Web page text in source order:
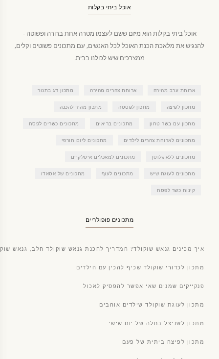
אוכל ביתי בקלות
אוכל ביתי בקלות הוא מיזם ששם לעצמו מטרה אחת ברורה ופשוטה -
להנגיש את מלאכת הכנת האוכל לכל האנשים, עם מתכונים פשוטים וקלים,
ממצרכים שיש לכולנו בבית.
ארוחת ערב מהירה ארוחת צהרים מהירה מתכון דג בתנור
מתכון לפיצה מתכון לפסטה מתכון מהיר להכנה
מתכון עם בשר טחון מתכונים בריאים מתכונים כשרים לפסח
מתכונים לארוחת צהרים לילדים מתכונים ליום חורפי
מתכונים ללא גלוטן מתכונים למאכלים איטלקיים
מתכונים לעוגת שיש מתכונים לעוף מתכונים של אסאדו
קינוח כשר לפסח
מתכונים פופולריים
איך מכינים גנאש שוקולד? המדריך להכנת גנאש שוקולד חלב, גנאש
מתכון לכדורי שוקולד שכיף להכין עם הילדים
פנקייקים שמנים שאי אפשר להפסיק לאכול
מתכון לעוגת שוקולד שילדים אוהבים
מתכון לשניצל בחלה של יום שישי
מתכון לפיצה ביתית של פעם